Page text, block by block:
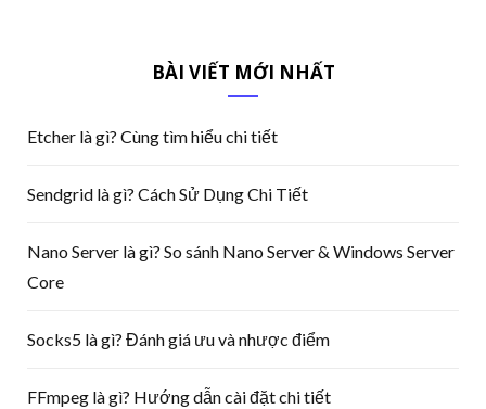
BÀI VIẾT MỚI NHẤT
Etcher là gì? Cùng tìm hiểu chi tiết
Sendgrid là gì? Cách Sử Dụng Chi Tiết
Nano Server là gì? So sánh Nano Server & Windows Server
Core
Socks5 là gì? Đánh giá ưu và nhược điểm
FFmpeg là gì? Hướng dẫn cài đặt chi tiết